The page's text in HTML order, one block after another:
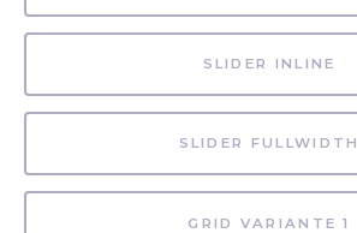
SLIDER INLINE
SLIDER FULLWIDTH
GRID VARIANTE 1